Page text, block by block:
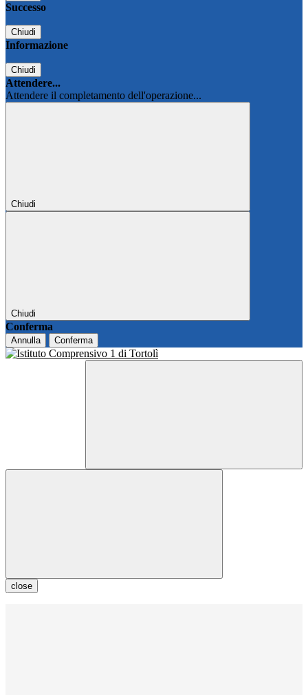
Successo
Chiudi
Informazione
Chiudi
Attendere...
Attendere il completamento dell'operazione...
Chiudi
Chiudi
Conferma
Annulla Conferma
close